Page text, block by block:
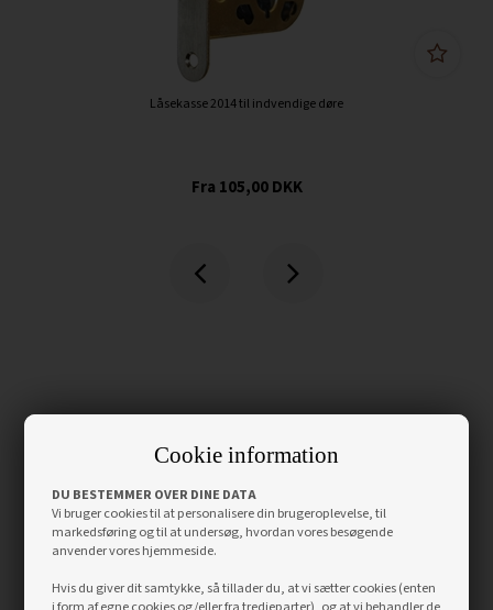
Cookie information
DU BESTEMMER OVER DINE DATA
Vi bruger cookies til at personalisere din brugeroplevelse, til
markedsføring og til at undersøg, hvordan vores besøgende
anvender vores hjemmeside.
Hvis du giver dit samtykke, så tillader du, at vi sætter cookies (enten
Låsekasse 2014 til indvendige døre
105,00DKK